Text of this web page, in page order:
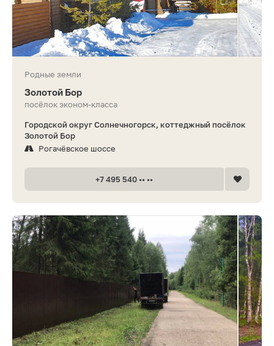
Родные земли
Золотой Бор
посёлок эконом-класса
Городской округ Солнечногорск, коттеджный посёлок
Золотой Бор
Рогачёвское шоссе
+7 495 540 •• ••